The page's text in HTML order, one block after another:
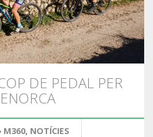
DE PEDAL PER
M360, NOTÍCIES